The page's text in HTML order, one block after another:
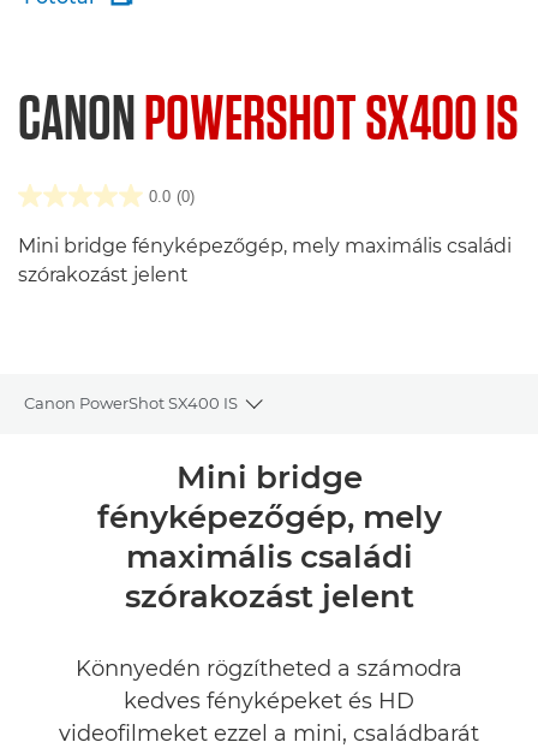
CANONPOWERSHOT SX400 IS
0.0 (0)
Mini bridge fényképezőgép, mely maximális családi
szórakozást jelent
Canon PowerShot SX400 IS
Toggle breadcrumbs
Műszaki adatok
Mini bridge
fényképezőgép, mely
maximális családi
szórakozást jelent
Könnyedén rögzítheted a számodra
kedves fényképeket és HD
videofilmeket ezzel a mini, családbarát